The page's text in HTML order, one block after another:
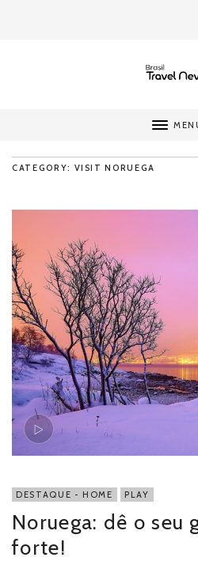
CATEGORY: VISIT NORUEGA
DESTAQUE - HOME PLAY
Noruega: dê o seu
forte!